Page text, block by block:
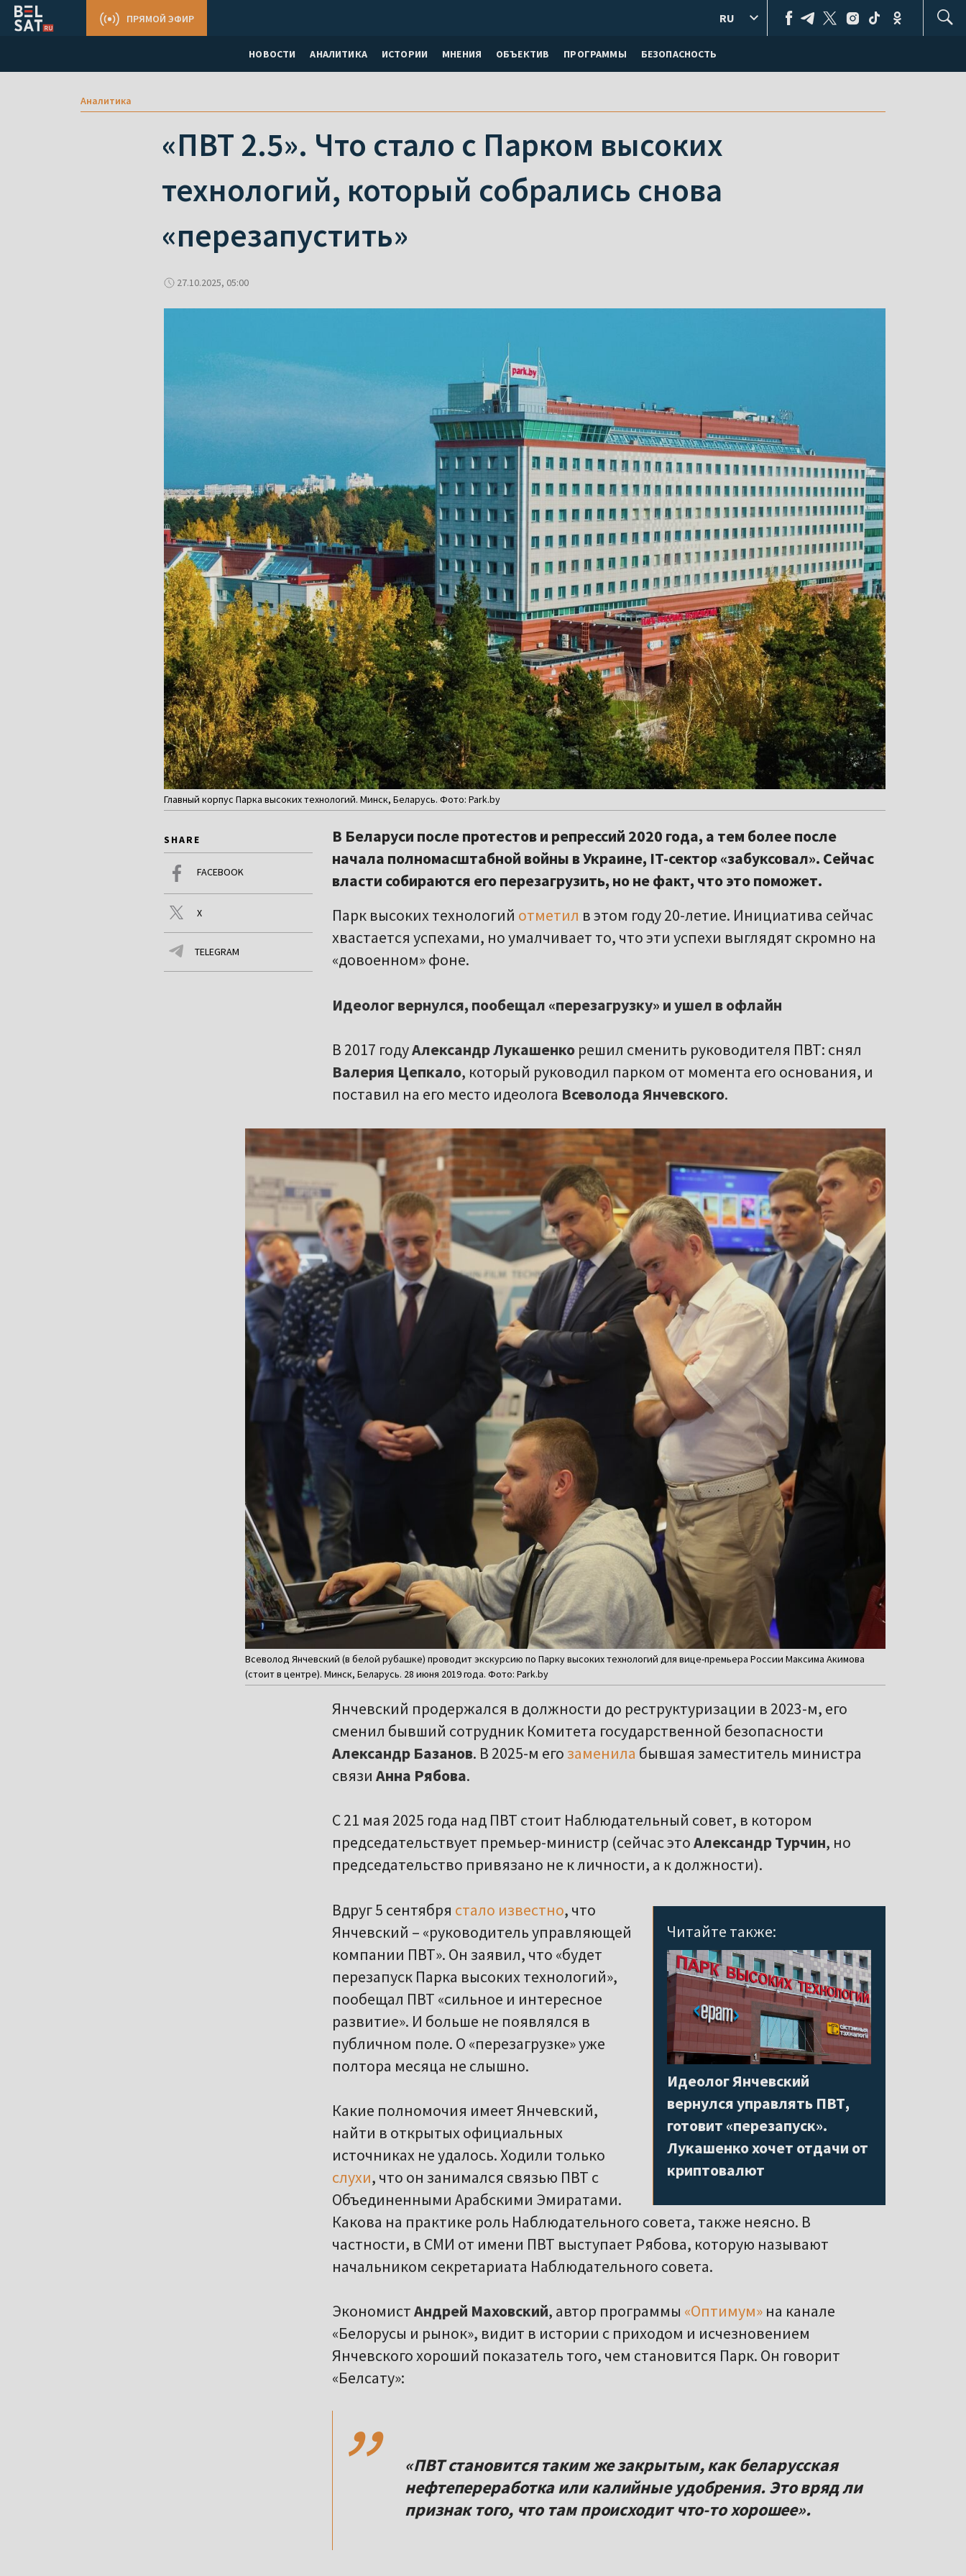
НОВОСТИ АНАЛИТИКА ИСТОРИИ МНЕНИЯ ОБЪЕКТИВ ПРОГРАММЫ БЕЗОПАСНОСТЬ
ПРЯМОЙ ЭФИР RU
Аналитика
«ПВТ 2.5». Что стало с Парком высоких
технологий, который собрались снова
«перезапустить»
27.10.2025, 05:00
Главный корпус Парка высоких технологий. Минск, Беларусь. Фото: Park.by
SHARE
FACEBOOK
X
TELEGRAM
В Беларуси после протестов и репрессий 2020 года, а тем более после
начала полномасштабной войны в Украине, IT-сектор «забуксовал». Сейчас
власти собираются его перезагрузить, но не факт, что это поможет.
Парк высоких технологий отметил в этом году 20-летие. Инициатива сейчас
хвастается успехами, но умалчивает то, что эти успехи выглядят скромно на
«довоенном» фоне.
Идеолог вернулся, пообещал «перезагрузку» и ушел в офлайн
В 2017 годуАлександр Лукашенко решил сменить руководителя ПВТ: снял
Валерия Цепкало, который руководил парком от момента его основания, и
поставил на его место идеолога Всеволода Янчевского.
Всеволод Янчевский (в белой рубашке) проводит экскурсию по Парку высоких технологий для вице-премьера России Максима Акимова
(стоит в центре). Минск, Беларусь. 28 июня 2019 года. Фото: Park.by
Янчевский продержался в должности до реструктуризации в 2023-м, его
сменил бывший сотрудник Комитета государственной безопасности
Александр Базанов. В 2025-м его заменила бывшая заместитель министра
связи Анна Рябова.
С 21 мая 2025 года над ПВТ стоит Наблюдательный совет, в котором
председательствует премьер-министр (сейчас этоАлександр Турчин, но
председательство привязано не к личности, а к должности).
Читайте также:
Идеолог Янчевский
вернулся управлять ПВТ,
готовит «перезапуск».
Лукашенко хочет отдачи от
криптовалют
Вдруг 5 сентября стало известно, что
Янчевский – «руководитель управляющей
компании ПВТ». Он заявил, что «будет
перезапуск Парка высоких технологий»,
пообещал ПВТ «сильное и интересное
развитие». И больше не появлялся в
публичном поле. О «перезагрузке» уже
полтора месяца не слышно.
Какие полномочия имеет Янчевский,
найти в открытых официальных
источниках не удалось. Ходили только
слухи, что он занимался связью ПВТ с
Объединенными Арабскими Эмиратами.
Какова на практике роль Наблюдательного совета, также неясно. В
частности, в СМИ от имени ПВТ выступает Рябова, которую называют
начальником секретариата Наблюдательного совета.
ЭкономистАндрей Маховский, автор программы «Оптимум» на канале
«Белорусы и рынок», видит в истории с приходом и исчезновением
Янчевского хороший показатель того, чем становится Парк. Он говорит
«Белсату»:
,,
«ПВТ становится таким же закрытым, как беларусская
нефтепереработка или калийные удобрения. Это вряд ли
признак того, что там происходит что-то хорошее».